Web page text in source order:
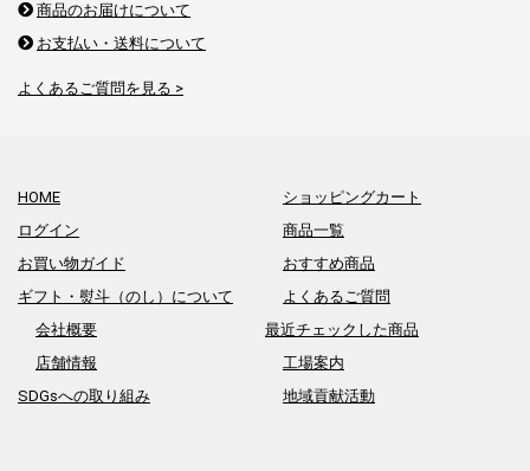
商品のお届けについて
お支払い・送料について
よくあるご質問を見る >
HOME
ショッピングカート
ログイン
商品一覧
お買い物ガイド
おすすめ商品
ギフト・熨斗（のし）について
よくあるご質問
会社概要
最近チェックした商品
店舗情報
工場案内
SDGsへの取り組み
地域貢献活動